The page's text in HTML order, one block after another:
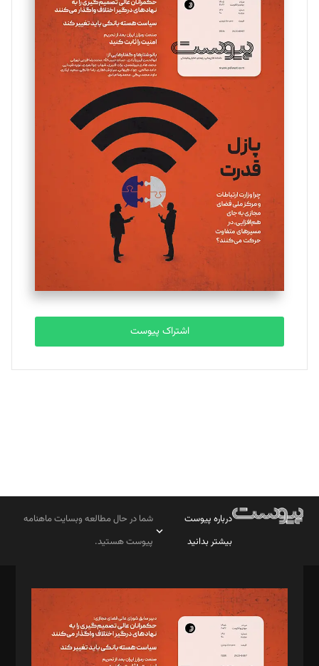
سروش کرمیان
تحریریه
مینا پاکدل
یسنا امان‌پور
تحریریه
ملینا جعفری
تحریریه
مصطفی مسجدی آرانی
تحریریه
بابک نقاش
تحریریه
اشتراک پیوست
درباره پیوست
بیشتر بدانید
شما در حال مطالعه وبسایت ماهنامه
پیوست هستید.
مدیر مسئول: محمدباقر اثنی‌عشری
سردبیر: مهرک محمودی
دبیر تحریریه: میثم قاسمی
د‌بیر ناداستان: سمانه سمیع